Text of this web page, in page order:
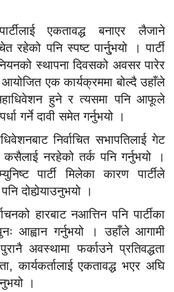
एकतावद्ध बनाएर लैजाने
रहेको पनि स्पष्ट पार्नु्भयो । पार्टी
स्थापना दिवसको अवसर पारेर
एक कार्यक्रममा बोल्दै उहाँले
महाधिवेशन हुने र त्यसमा पनि आफूले
गर्ने दावी समेत गर्नुभयो ।
निर्वाचित सभापतिलाई गेट
नरहेको तर्क पनि गर्नुभयो ।
पार्टी मिलेका कारण पार्टीले
दोहोर्‍याउनुभयो ।
हारबाट नआत्तिन पनि पार्टीका
आह्वान गर्नुभयो । उहाँले आगामी
पुरानै अवस्थामा फर्काउने प्रतिवद्धता
कार्यकर्तालाई एकतावद्ध भएर अघि
।